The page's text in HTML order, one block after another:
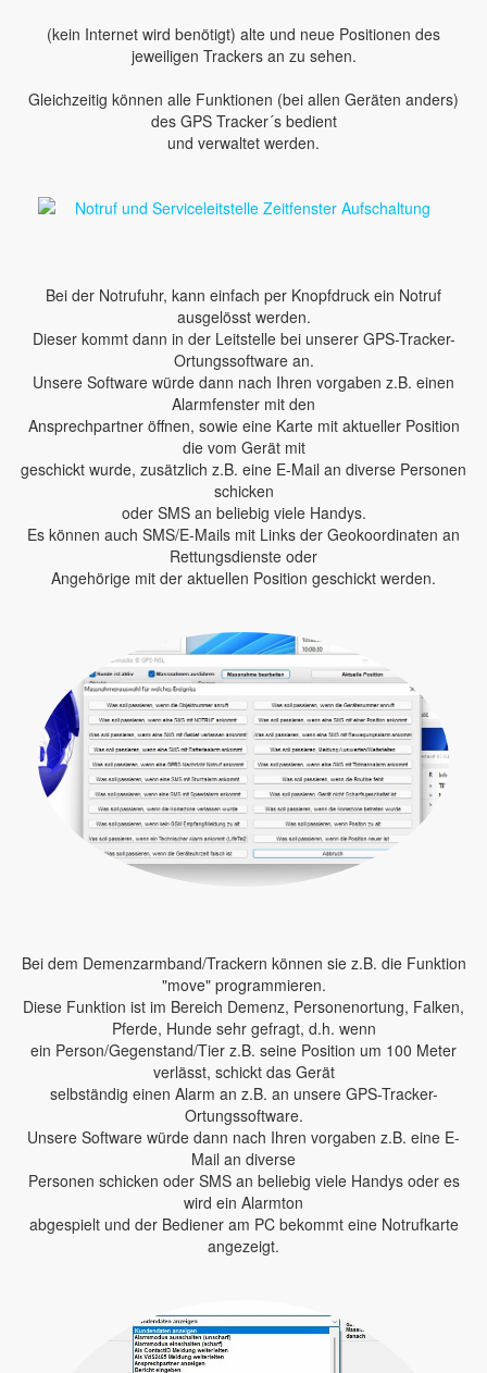
(kein Internet wird benötigt) alte und neue Positionen des
jeweiligen Trackers an zu sehen.
Gleichzeitig können alle Funktionen (bei allen Geräten anders)
des GPS Tracker´s bedient
und verwaltet werden.
Bei der Notrufuhr, kann einfach per Knopfdruck ein Notruf
ausgelösst werden.
Dieser kommt dann in der Leitstelle bei unserer GPS-Tracker-
Ortungssoftware an.
Unsere Software würde dann nach Ihren vorgaben z.B. einen
Alarmfenster mit den
Ansprechpartner öffnen, sowie eine Karte mit aktueller Position
die vom Gerät mit
geschickt wurde, zusätzlich z.B. eine E-Mail an diverse Personen
schicken
oder SMS an beliebig viele Handys.
Es können auch SMS/E-Mails mit Links der Geokoordinaten an
Rettungsdienste oder
Angehörige mit der aktuellen Position geschickt werden.
Bei dem Demenzarmband/Trackern können sie z.B. die Funktion
"move" programmieren.
Diese Funktion ist im Bereich Demenz, Personenortung, Falken,
Pferde, Hunde sehr gefragt, d.h. wenn
ein Person/Gegenstand/Tier z.B. seine Position um 100 Meter
verlässt, schickt das Gerät
selbständig einen Alarm an z.B. an unsere GPS-Tracker-
Ortungssoftware.
Unsere Software würde dann nach Ihren vorgaben z.B. eine E-
Mail an diverse
Personen schicken oder SMS an beliebig viele Handys oder es
wird ein Alarmton
abgespielt und der Bediener am PC bekommt eine Notrufkarte
angezeigt.